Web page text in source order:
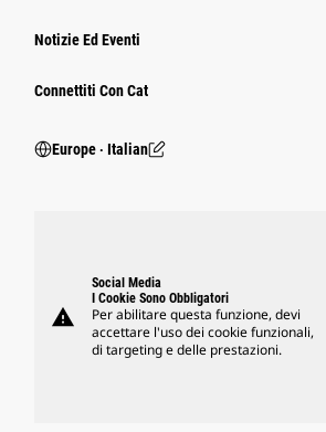
Notizie Ed Eventi
Connettiti Con Cat
Europe ‧ Italian
warning
Social Media
I Cookie Sono Obbligatori
Per abilitare questa funzione, devi
accettare l'uso dei cookie funzionali,
di targeting e delle prestazioni.